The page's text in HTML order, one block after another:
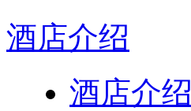
酒店介绍
酒店介绍